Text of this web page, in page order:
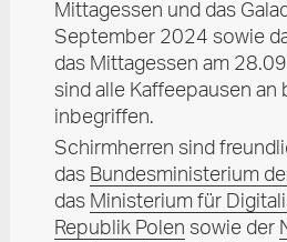
Mittagessen und das
September 2024 sowie
das Mittagessen am
sind alle Kaffeepausen an
inbegriffen.
Schirmherren sind
das Bundesministerium
das Ministerium für
Republik Polen sowie der